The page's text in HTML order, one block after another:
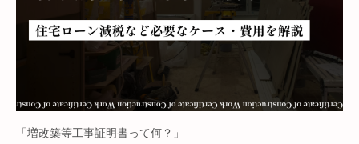
「増改築等工事証明書って何？」